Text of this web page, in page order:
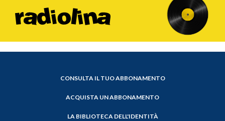
CONSULTA IL TUO ABBONAMENTO
ACQUISTA UN ABBONAMENTO
LA BIBLIOTECA DELL'IDENTITÀ